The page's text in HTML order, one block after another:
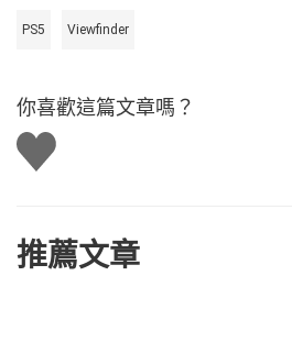
PS5 Viewfinder
你喜歡這篇文章嗎？
讚
推薦文章